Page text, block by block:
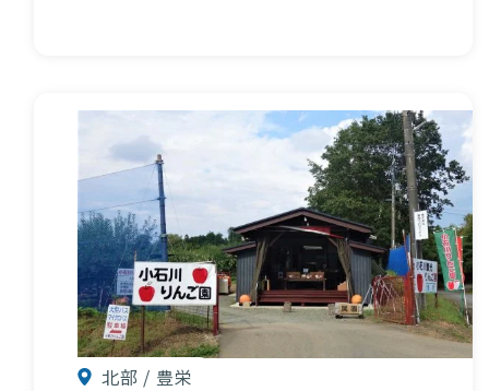
北部 / 豊栄
酒蔵営業時間
交通アクセス
観光ガイド案内
宿泊情報
年間イベント
花の開花状況
観光マップダウンロード